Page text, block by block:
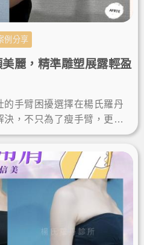
例分享
美麗，精準雕塑展露輕盈
手臂困擾選擇在楊氏羅丹
，不只為了瘦手臂，更是
我徹底找回自信，輕鬆駕